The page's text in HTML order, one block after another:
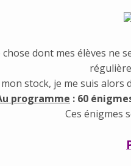
chose dont mes élèves ne
stock, je me suis alors
programme : 60
Ces énigmes